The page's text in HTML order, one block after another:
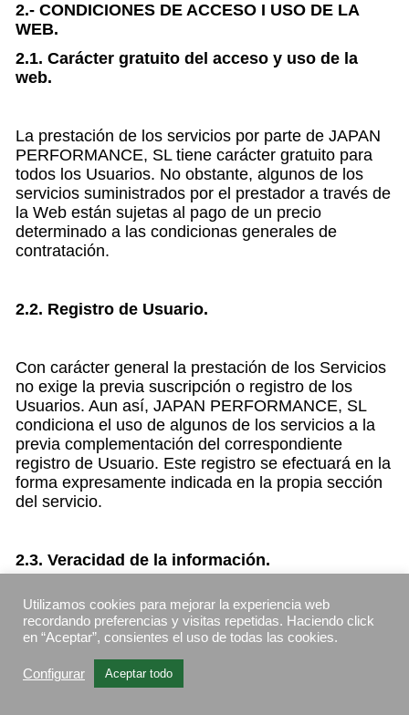
2.- CONDICIONES DE ACCESO I USO DE LA
WEB.
2.1. Carácter gratuito del acceso y uso de la
web.
La prestación de los servicios por parte de JAPAN
PERFORMANCE, SL tiene carácter gratuito para
todos los Usuarios. No obstante, algunos de los
servicios suministrados por el prestador a través de
la Web están sujetas al pago de un precio
determinado a las condicionas generales de
contratación.
2.2. Registro de Usuario.
Con carácter general la prestación de los Servicios
no exige la previa suscripción o registro de los
Usuarios. Aun así, JAPAN PERFORMANCE, SL
condiciona el uso de algunos de los servicios a la
previa complementación del correspondiente
registro de Usuario. Este registro se efectuará en la
forma expresamente indicada en la propia sección
del servicio.
2.3. Veracidad de la información.
Toda la información que facilita el Usuario tiene que
ser veraz. A estos efectos, el Usuario garantiza la
autenticidad de los datos comunicados a través de
los formularios para la suscripción de los Servicios.
Utilizamos cookies para mejorar la experiencia web
recordando preferencias y visitas repetidas. Haciendo click
en “Aceptar”, consientes el uso de todas las cookies.
Configurar Aceptar todo